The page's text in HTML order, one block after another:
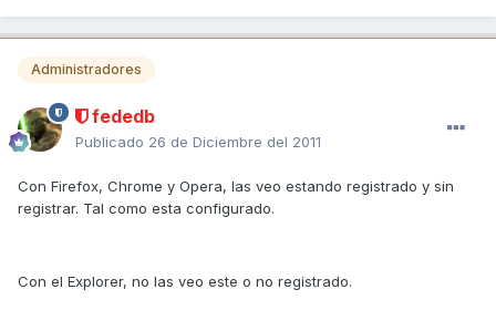
Administradores
fededb
Publicado 26 de Diciembre del 2011
Con Firefox, Chrome y Opera, las veo estando registrado y sin
registrar. Tal como esta configurado.
Con el Explorer, no las veo este o no registrado.